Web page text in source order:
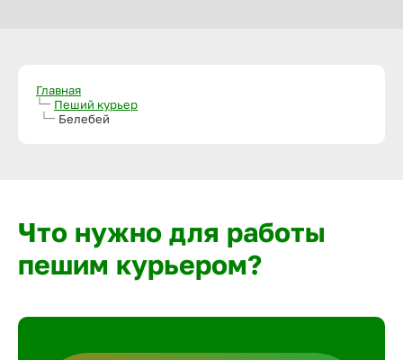
Главная
Пеший курьер
Белебей
Что нужно для работы
пешим курьером?